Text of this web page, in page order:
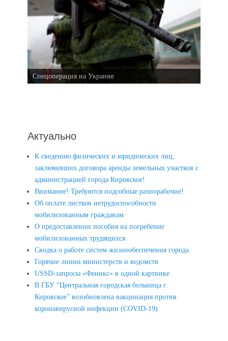
Спецоперация на Украине
Актуально
К сведению физических и юридических лиц,
заключивших договора аренды земельных участков с
администрацией города Кировское!
Внимание! Требуются подсобные разнорабочие!
Об оплате листков нетрудоспособности
мобилизованным гражданам
О предоставлении пособия на погребение
мобилизованных трудящихся
Сводка о работе систем жизнеобеспечения города
Горячие линии министерств и ведомств
USSD-запросы «Феникс» в одной картинке
В ГБУ “Центральная городская больница г.
Кировское” возобновлена вакцинация против
коронавирусной инфекции (COVID-19)